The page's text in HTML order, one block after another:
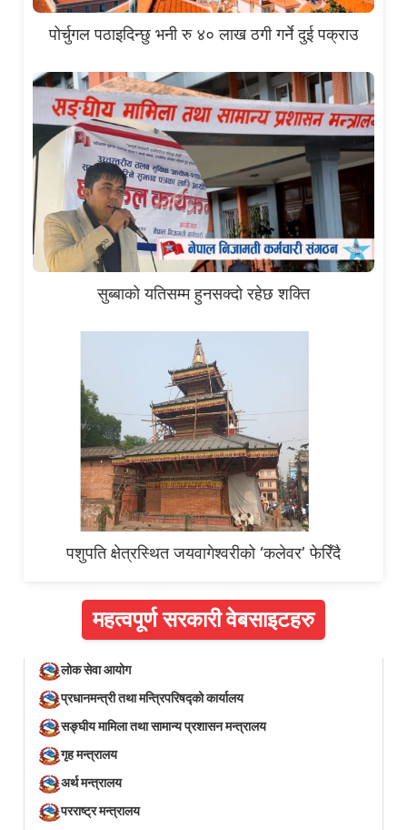
पोर्चुगल पठाइदिन्छु भनी रु ४० लाख ठगी गर्ने दुई पक्राउ
सुब्बाको यतिसम्म हुनसक्दो रहेछ शक्ति
पशुपति क्षेत्रस्थित जयवागेश्वरीको ‘कलेवर’ फेरिँदै
महत्वपूर्ण सरकारी वेबसाइटहरु
लोक सेवा आयोग
प्रधानमन्त्री तथा मन्त्रिपरिषद्को कार्यालय
सङ्घीय मामिला तथा सामान्य प्रशासन मन्त्रालय
गृह मन्त्रालय
अर्थ मन्त्रालय
परराष्ट्र मन्त्रालय